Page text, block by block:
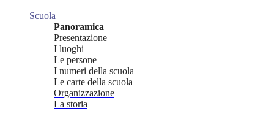
Scuola
Panoramica
Presentazione
I luoghi
Le persone
I numeri della scuola
Le carte della scuola
Organizzazione
La storia